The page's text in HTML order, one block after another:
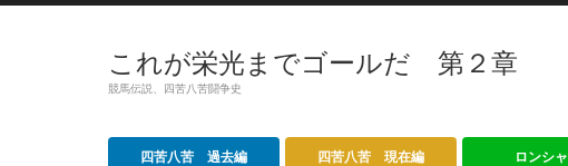
これが栄光までゴールだ 第２章
競馬伝説、四苦八苦闘争史
四苦八苦 過去編 四苦八苦 現在編 ロンシ